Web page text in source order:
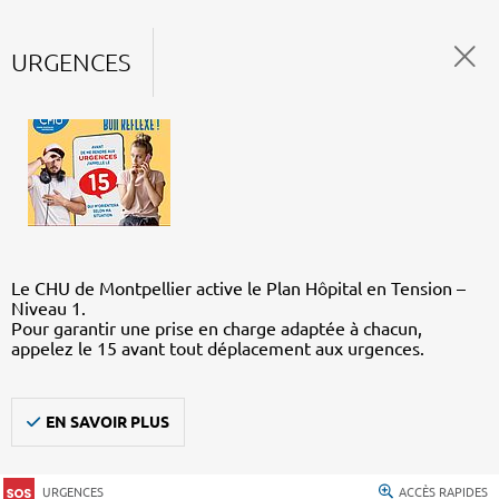
URGENCES
Le CHU de Montpellier active le Plan Hôpital en Tension –
Niveau 1.
Pour garantir une prise en charge adaptée à chacun,
appelez le 15 avant tout déplacement aux urgences.
EN SAVOIR PLUS
URGENCES ACCÈS RAPIDES